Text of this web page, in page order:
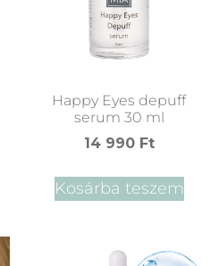
Happy Eyes depuff
serum 30 ml
14 990 Ft
Kosárba teszem